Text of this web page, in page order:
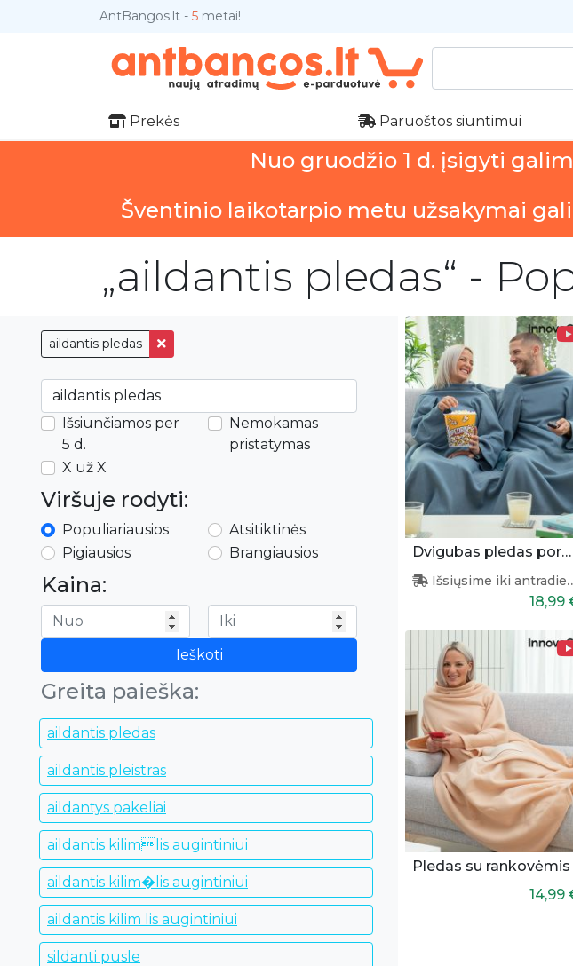
AntBangos.lt - 5 metai!
Prekės Paruoštos siuntimui
Nuo gruodžio 1 d. įsigyti
Šventinio laikotarpio metu užsakymai
„aildantis pledas“ -
aildantis pledas
Išsiunčiamos per
5 d.
Nemokamas
pristatymas
X už X
Viršuje rodyti:
Populiariausios
Atsitiktinės
Pigiausios
Brangiausios
Kaina:
Ieškoti
Greita paieška:
aildantis pledas
aildantis pleistras
aildantys pakeliai
aildantis kilimlis augintiniui
aildantis kilim�lis augintiniui
aildantis kilim lis augintiniui
sildanti pusle
Dvigubas pledas poroms
Išsiųsime iki antradienio
18,99
Pledas su rankovėmis
14,99